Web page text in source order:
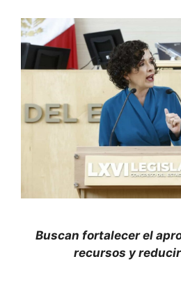
Buscan fortalecer el
recursos y